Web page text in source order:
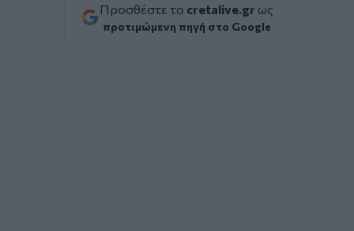
Προσθέστε το cretalive.gr ως
προτιμώμενη πηγή στο Google